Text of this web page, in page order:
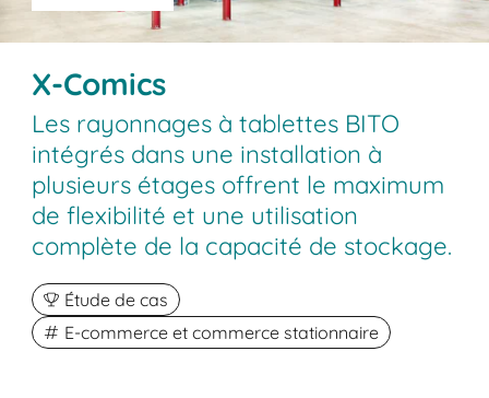
X-Comics
Les rayonnages à tablettes BITO
intégrés dans une installation à
plusieurs étages offrent le maximum
de flexibilité et une utilisation
complète de la capacité de stockage.
Étude de cas
E-commerce et commerce stationnaire